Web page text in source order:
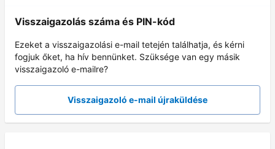
Visszaigazolás száma és PIN-kód
Ezeket a visszaigazolási e-mail tetején találhatja, és kérni
fogjuk őket, ha hív bennünket. Szüksége van egy másik
visszaigazoló e-mailre?
Visszaigazoló e-mail újraküldése